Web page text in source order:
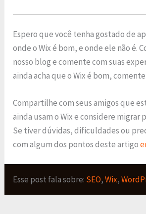
Espero que você tenha gostado de
onde o Wix é bom, e onde ele não é.
nosso blog e comente com suas
ainda acha que o Wix é bom,
Compartilhe com seus amigos que
ainda usam o Wix e considere migrar
Se tiver dúvidas, dificuldades ou
com algum dos pontos deste artigo
Esse post fala sobre: SEO,Wix,